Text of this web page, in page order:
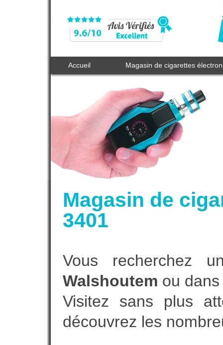
Accueil Magasin de cigarettes
Magasin de
3401
Vous recherchez
Walshoutem ou
Visitez sans plus
découvrez les